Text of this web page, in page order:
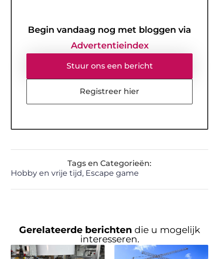
Begin vandaag nog met bloggen via
Advertentieindex
Stuur ons een bericht
Registreer hier
Tags en Categorieën:
Hobby en vrije tijd, Escape game
Gerelateerde berichten die u mogelijk
interesseren.